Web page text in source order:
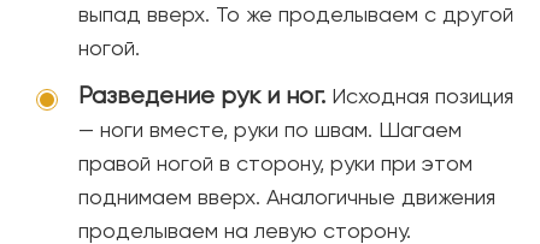
выпад вверх. То же проделываем с другой
ногой.
Разведение рук и ног. Исходная позиция
— ноги вместе, руки по швам. Шагаем
правой ногой в сторону, руки при этом
поднимаем вверх. Аналогичные движения
проделываем на левую сторону.